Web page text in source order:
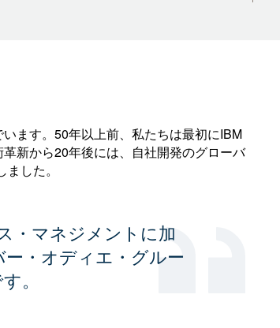
ます。50年以上前、私たちは最初にIBM
新から20年後には、自社開発のグローバ
した。
・マネジメントに加
・オディエ・グルー
。